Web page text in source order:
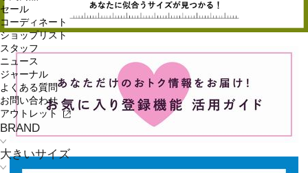
セール
コーディネート
ショップリスト
スタッフ
ニュース
ジャーナル
よくある質問
お問い合わせ
アウトレット
BRAND
大きいサイズ